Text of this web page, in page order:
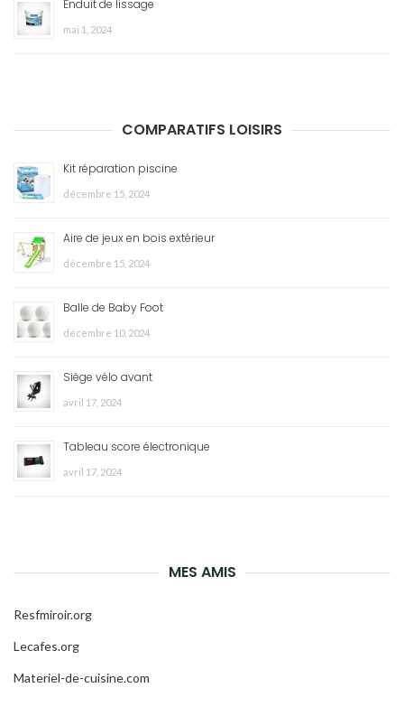
Enduit de lissage
mai 1, 2024
COMPARATIFS LOISIRS
Kit réparation piscine
décembre 15, 2024
Aire de jeux en bois extérieur
décembre 15, 2024
Balle de Baby Foot
décembre 10, 2024
Siège vélo avant
avril 17, 2024
Tableau score électronique
avril 17, 2024
MES AMIS
Resfmiroir.org
Lecafes.org
Materiel-de-cuisine.com